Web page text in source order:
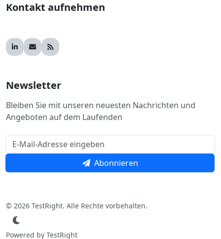
Kontakt aufnehmen
Newsletter
Bleiben Sie mit unseren neuesten Nachrichten und
Angeboten auf dem Laufenden
Abonnieren
© 2026 TestRight. Alle Rechte vorbehalten.
Powered by TestRight